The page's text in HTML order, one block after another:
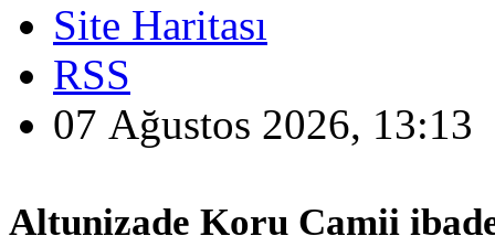
Site Haritası
RSS
07 Ağustos 2026, 13:13
Altunizade Koru Camii